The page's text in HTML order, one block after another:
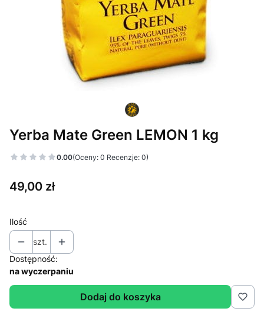
Yerba Mate Green LEMON 1 kg
0.00(Oceny: 0 Recenzje: 0)
Cena
49,00 zł
Ilość
szt.
Dostępność:
na wyczerpaniu
Dodaj do koszyka